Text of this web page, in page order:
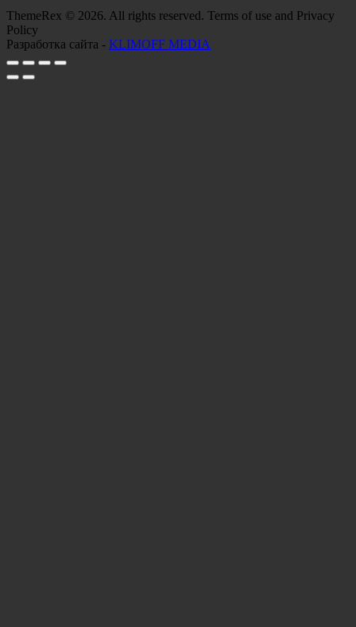
ThemeRex © 2026. All rights reserved. Terms of use and Privacy
Policy
Разработка сайта - KLIMOFF MEDIA